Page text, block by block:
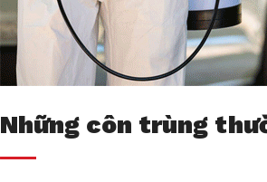
Những côn trùng